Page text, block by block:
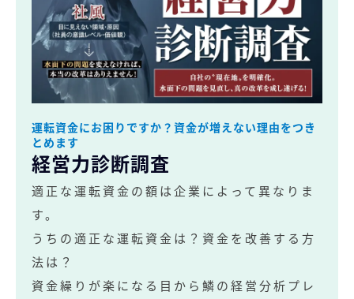
運転資金にお困りですか？資金が増えない理由をつき
とめます
経営力診断調査
適正な運転資金の額は企業によって異なりま
す。
うちの適正な運転資金は？資金を改善する方
法は？
資金繰りが楽になる目から鱗の経営分析プレ